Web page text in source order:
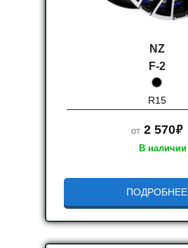
NZ
F-2
R15
от 2 570руб.
В наличии
ПОДРОБНЕЕ